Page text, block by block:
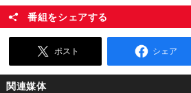
番組をシェアする
ポスト シェア
関連媒体